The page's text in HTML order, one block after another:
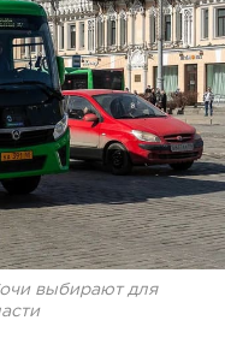
выбирают для